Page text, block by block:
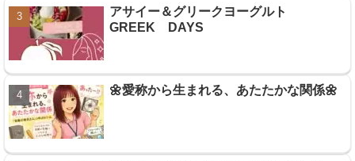
アサイー＆グリークヨーグルト
GREEK DAYS
🌼愛称から生まれる、あたたかな関係🌼